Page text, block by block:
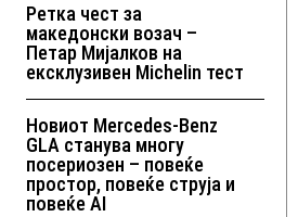
Ретка чест за
македонски возач –
Петар Мијалков на
ексклузивен Michelin тест
Новиот Mercedes-Benz
GLA станува многу
посериозен – повеќе
простор, повеќе струја и
повеќе AI